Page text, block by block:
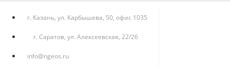
г. Казань, ул. Карбышева, 50, офис 1035
г. Саратов, ул. Алексеевская, 22/26
info@ngeos.ru